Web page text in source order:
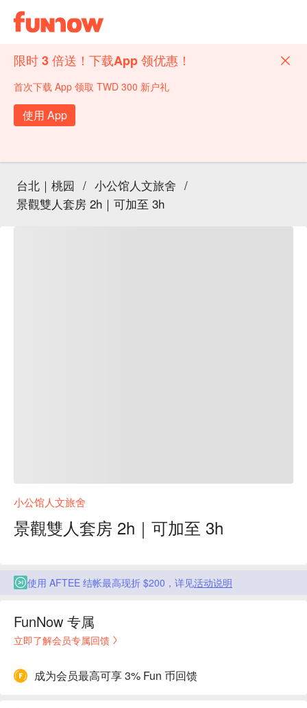
限时 3 倍送！下载App 领优惠！
首次下载 App 领取 TWD 300 新户礼
使用 App
台北｜桃园 / 小公馆人文旅舍 /
景觀雙人套房 2h｜可加至 3h
小公馆人文旅舍
景觀雙人套房 2h｜可加至 3h
使用 AFTEE 结帐最高现折 $200，详见活动说明
FunNow 专属
立即了解会员专属回馈
成为会员最高可享 3% Fun 币回馈